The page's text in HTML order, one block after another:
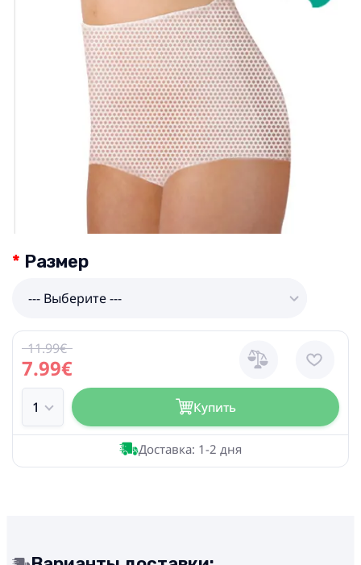
Размер
--- Выберите ---
7.99€
11.99€
Купить
Доставка: 1-2 дня